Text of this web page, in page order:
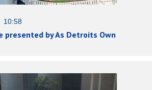
10:58
presented by As Detroits Own